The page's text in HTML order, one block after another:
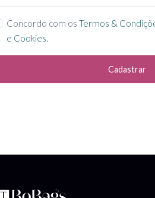
Concordo com osTermos &
e Cookies.
Cadastrar